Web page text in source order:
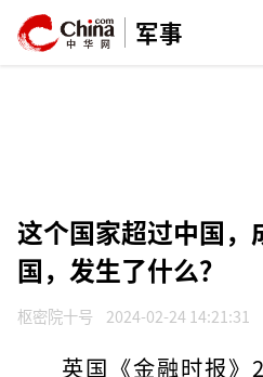
军事
这个国家超过中国，
国，发生了什么？
枢密院十号 2024-02-24 14:21:31
英国《金融时报》